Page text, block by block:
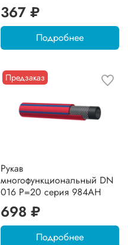
367 ₽
Подробнее
Предзаказ
Рукав
многофункциональный DN
016 P=20 серия 984AH
698 ₽
Подробнее